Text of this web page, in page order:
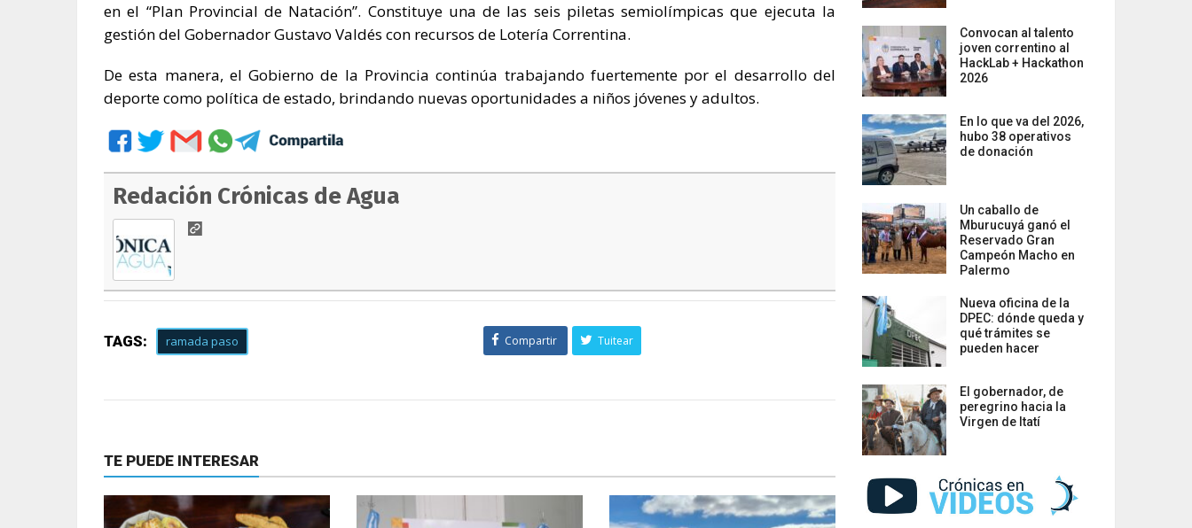
en el “Plan Provincial de Natación”. Constituye una de las seis piletas semiolímpicas que ejecuta la
gestión del Gobernador Gustavo Valdés con recursos de Lotería Correntina.
De esta manera, el Gobierno de la Provincia continúa trabajando fuertemente por el desarrollo del
deporte como política de estado, brindando nuevas oportunidades a niños jóvenes y adultos.
Redación Crónicas de Agua
TAGS: ramada paso Compartir Tuitear
TE PUEDE INTERESAR
Convocan al talento
joven correntino al
HackLab + Hackathon
2026
En lo que va del 2026,
hubo 38 operativos
de donación
Un caballo de
Mburucuyá ganó el
Reservado Gran
Campeón Macho en
Palermo
Nueva oficina de la
DPEC: dónde queda y
qué trámites se
pueden hacer
El gobernador, de
peregrino hacia la
Virgen de Itatí